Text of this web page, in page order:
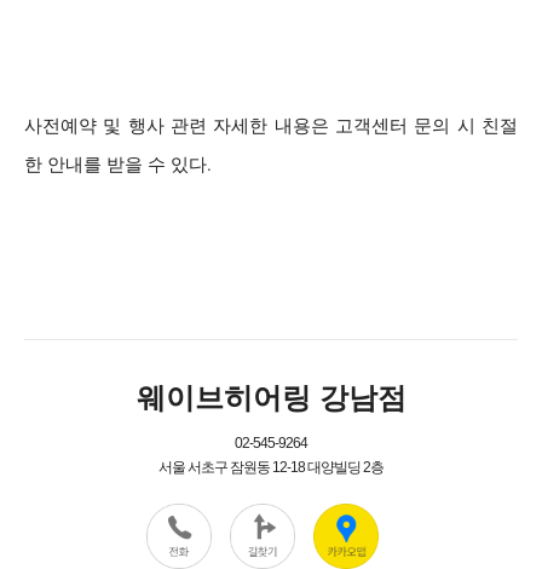
사전예약 및 행사 관련 자세한 내용은 고객센터 문의 시 친절
한 안내를 받을 수 있다.